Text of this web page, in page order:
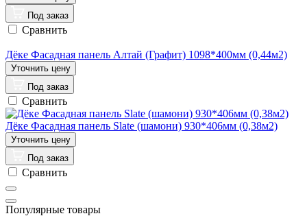
Под заказ
Сравнить
Дёке Фасадная панель Алтай (Графит) 1098*400мм (0,44м2)
Под заказ
Сравнить
Дёке Фасадная панель Slate (шамони) 930*406мм (0,38м2)
Под заказ
Сравнить
Популярные товары